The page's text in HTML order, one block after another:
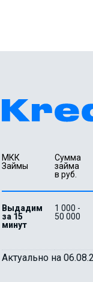
МКК
Займы
Сумма
займа
в руб.
Выдадим
за 15
минут
1 000 -
50 000
Актуально на